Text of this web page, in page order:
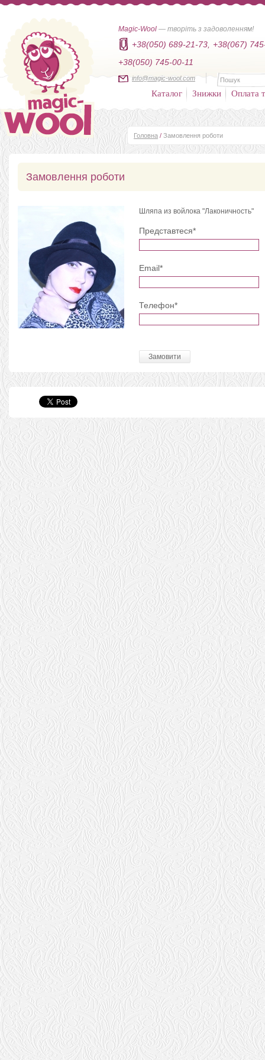
Magic-Wool — творіть з задоволенням!
+38(050) 689-21-73,
+38(067)
+38(050) 745-00-11
info@magic-wool.com
Каталог Знижки Оплата
Головна / Замовлення роботи
Замовлення роботи
Шляпа из войлока "Лаконичность"
Представтеся*
Email*
Телефон*